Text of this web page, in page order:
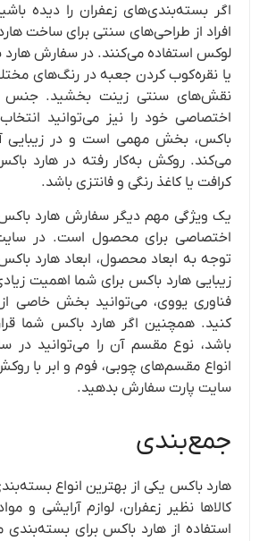
اگر بسته‌بندی‌های زعفران را دیده‌
افراد از طراحی‌های سنتی برای ساخت
لوکس استفاده می‌کنند. در سفارش
یا نقره‌کوب کردن جعبه در رنگ‌های
نقش‌های سنتی زینت بخشید. جنس
اختصاصی خود را نیز می‌توانید
باکس، بخش مهمی است و در زیبایی
می‌کند. روکش به‌کار رفته در هارد باکس
کرافت یا کاغذ رنگی و فانتزی باشد.
یک ویژگی مهم دیگر سفارش هارد باکس
اختصاصی برای محصول است. در سایت
توجه به ابعاد محصول، ابعاد هارد
زیبایی هارد باکس برای شما اهمیت زیادی
فناوری یووی، می‌توانید بخش خاصی
کنید. همچنین اگر هارد باکس شما
باشد، نوع مقسم آن را می‌توانید
انواع مقسم‌های چوبی، فوم و ابر با
سایت پارت سفارش بدهید.
جمع‌بندی
هارد باکس یکی از بهترین انواع
کالاها نظیر زعفران، لوازم آرایشی و
استفاده از هارد باکس برای